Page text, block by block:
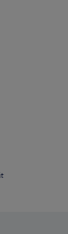
Black